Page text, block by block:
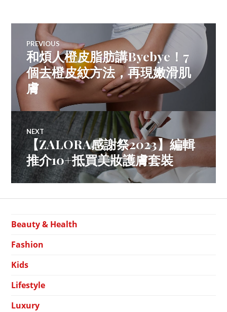
Post
navigation
PREVIOUS
Previous
post:
和煩人橙皮脂肪講Byebye！7
個去橙皮紋方法，再現嫩滑肌
膚
NEXT
Next
post:
【ZALORA感謝祭2023】編輯
推介10+抵買美妝護膚套裝
Beauty & Health
Fashion
Kids
Lifestyle
Luxury